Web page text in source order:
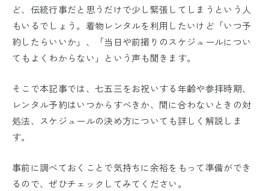
ど、伝統行事だと思うだけで少し緊張してしまうという人
もいるでしょう。着物レンタルを利用したいけど「いつ予
約したらいいか」、「当日や前撮りのスケジュールについ
てもよくわからない」という声も聞きます。
そこで本記事では、七五三をお祝いする年齢や参拝時期、
レンタル予約はいつからすべきか、間に合わないときの対
処法、スケジュールの決め方についても詳しく解説しま
す。
事前に調べておくことで気持ちに余裕をもって準備ができ
るので、ぜひチェックしてみてください。